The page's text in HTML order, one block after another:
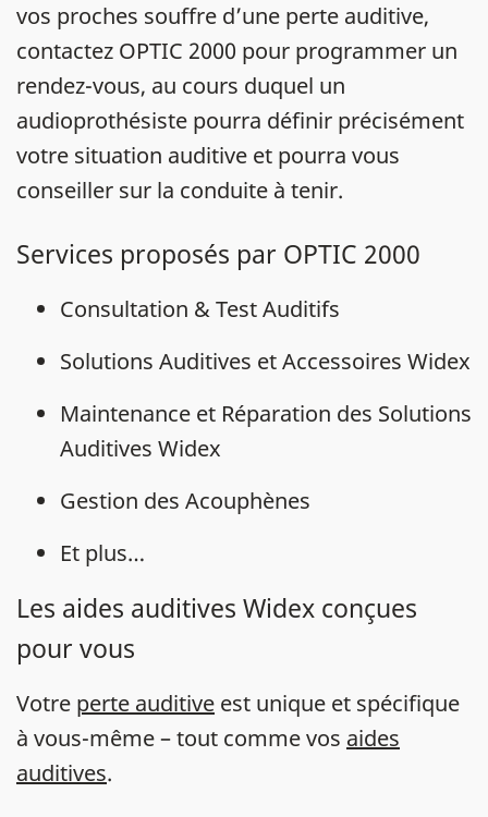
vos proches souffre d’une perte auditive,
contactez OPTIC 2000 pour programmer un
rendez-vous, au cours duquel un
audioprothésiste pourra définir précisément
votre situation auditive et pourra vous
conseiller sur la conduite à tenir.
Services proposés par OPTIC 2000
Consultation & Test Auditifs
Solutions Auditives et Accessoires Widex
Maintenance et Réparation des Solutions
Auditives Widex
Gestion des Acouphènes
Et plus…
Les aides auditives Widex conçues
pour vous
Votre perte auditive est unique et spécifique
à vous-même – tout comme vos aides
auditives.